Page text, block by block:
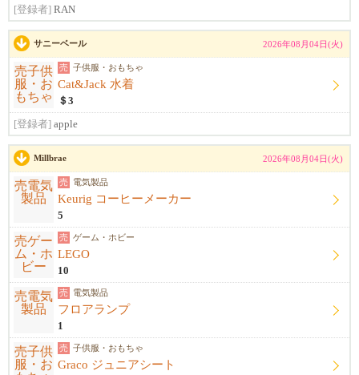
[登録者] RAN
サニーベール 2026年08月04日(火)
売 子供服・おもちゃ
Cat&Jack 水着
＄3
[登録者] apple
Millbrae 2026年08月04日(火)
売 電気製品
Keurig コーヒーメーカー
5
売 ゲーム・ホビー
LEGO
10
売 電気製品
フロアランプ
1
売 子供服・おもちゃ
Graco ジュニアシート